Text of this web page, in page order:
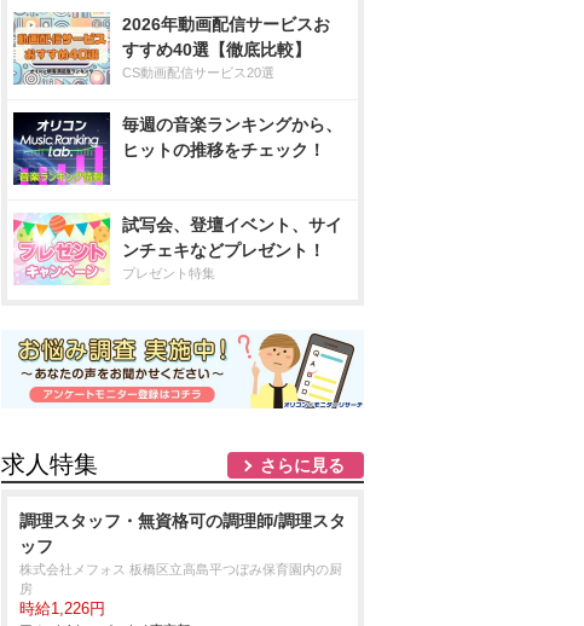
2026年動画配信サービスお
すすめ40選【徹底比較】
CS動画配信サービス20選
毎週の音楽ランキングから、
ヒットの推移をチェック！
試写会、登壇イベント、サイ
ンチェキなどプレゼント！
プレゼント特集
求人特集 さらに見る
調理スタッフ・無資格可の調理師/調理スタ
ッフ
株式会社メフォス 板橋区立高島平つぼみ保育園内の厨
房
時給1,226円